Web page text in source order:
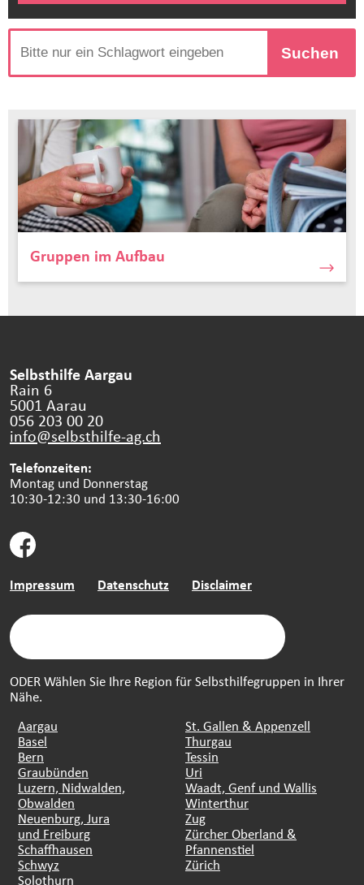
Suchen
Gruppen im Aufbau
Selbsthilfe Aargau
Rain 6
5001 Aarau
056 203 00 20
info@selbsthilfe-ag.ch
Telefonzeiten:
Montag und Donnerstag
10:30-12:30 und 13:30-16:00
Impressum Datenschutz Disclaimer
ODER Wählen Sie Ihre Region für Selbsthilfegruppen in Ihrer
Nähe.
Aargau
Basel
Bern
Graubünden
Luzern, Nidwalden,
Obwalden
Neuenburg, Jura
und Freiburg
Schaffhausen
Schwyz
Solothurn
St. Gallen & Appenzell
Thurgau
Tessin
Uri
Waadt, Genf und Wallis
Winterthur
Zug
Zürcher Oberland &
Pfannenstiel
Zürich